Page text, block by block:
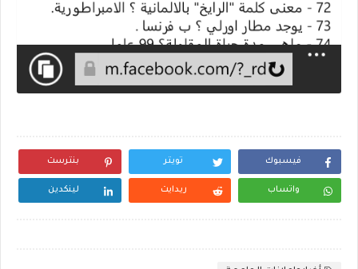
فيسبوك تويتر بنترست
واتساب ريدايت لينكدين